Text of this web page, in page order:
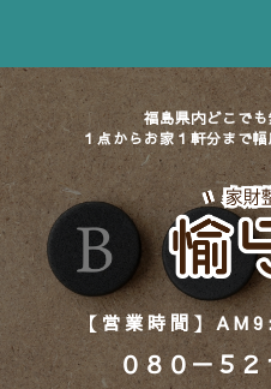
福島県内どこでも
１点からお家１軒分まで
【営業時間】
０８０－５